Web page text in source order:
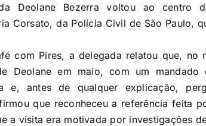
Deolane Bezerra voltou ao centro
Corsato, da Polícia Civil de São Paulo,
com Pires, a delegada relatou que, no
Deolane em maio, com um mandado
e, antes de qualquer explicação,
que reconheceu a referência feita
a visita era motivada por investigações